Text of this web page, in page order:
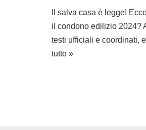
Il salva casa è legge!
il condono edilizio 2024?
testi ufficiali e coordinati,
tutto »